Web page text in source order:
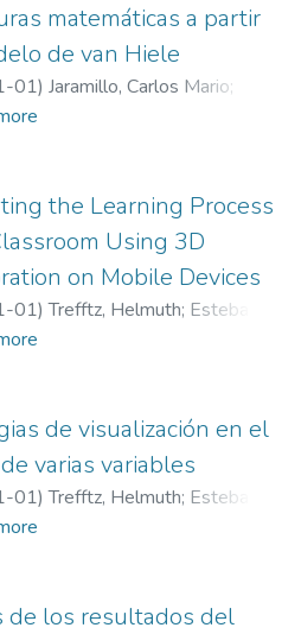
matemáticas a partir
de van Hiele
01) Jaramillo, Carlos Mario;
Vicente
EAFIT. Departamento de
Matemática e Historia
de A)
the Learning Process
Using 3D
on Mobile Devices
01)Trefftz, Helmuth; Esteban,
de Ciencias
e Historia (EAFIT – U de A)
de visualización en el
varias variables
01)Trefftz, Helmuth; Esteban,
de Ciencias
e Historia (EAFIT – U de A)
de los resultados del